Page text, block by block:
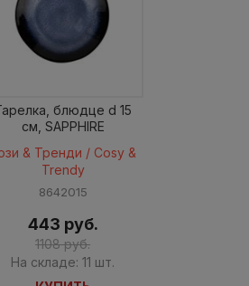
блюдце d 15
см, SAPPHIRE
& Тренди / Cosy &
Trendy
8642015
443 руб.
1108 руб.
На складе: 11 шт.